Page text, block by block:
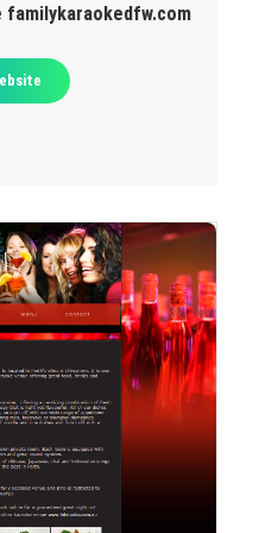
familykaraokedfw.com